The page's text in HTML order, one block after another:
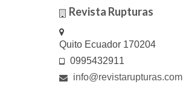
Revista Rupturas
Quito Ecuador 170204
0995432911
info@revistarupturas.com